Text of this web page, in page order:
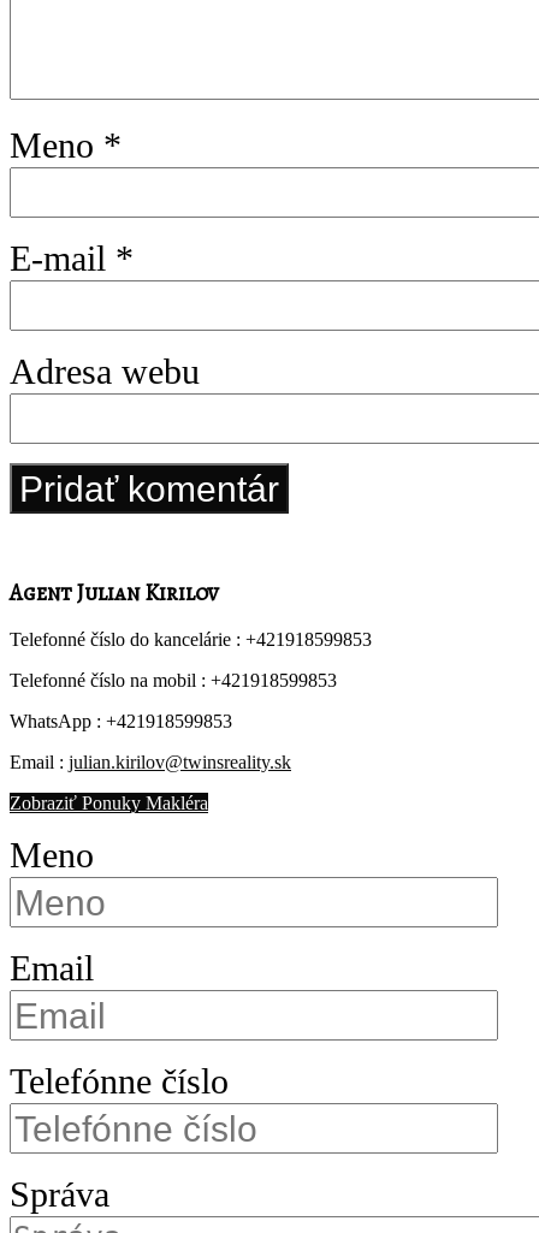
Meno *
E-mail *
Adresa webu
Agent Julian Kirilov
Telefonné číslo do kancelárie : +421918599853
Telefonné číslo na mobil : +421918599853
WhatsApp : +421918599853
Email : julian.kirilov@twinsreality.sk
Zobraziť Ponuky Makléra
Meno
Email
Telefónne číslo
Správa